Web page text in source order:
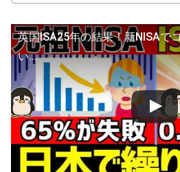
英国ISA25年の結果！新NISAで
い...